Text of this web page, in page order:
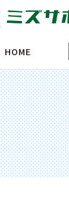
HOME